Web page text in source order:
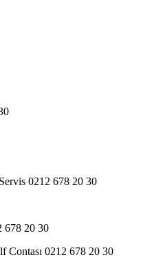
0212 678 20 30
678 20 30
Contası 0212 678 20 30